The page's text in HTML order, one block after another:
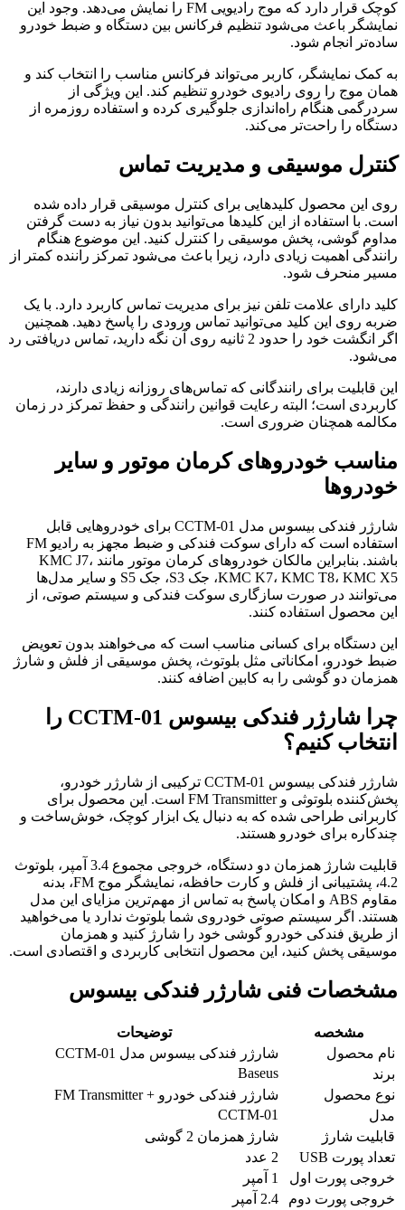
کوچک قرار دارد که موج رادیویی FM را نمایش می‌دهد. وجود این
نمایشگر باعث می‌شود تنظیم فرکانس بین دستگاه و ضبط خودرو
ساده‌تر انجام شود.
به کمک نمایشگر، کاربر می‌تواند فرکانس مناسب را انتخاب کند و
همان موج را روی رادیوی خودرو تنظیم کند. این ویژگی از
سردرگمی هنگام راه‌اندازی جلوگیری کرده و استفاده روزمره از
دستگاه را راحت‌تر می‌کند.
کنترل موسیقی و مدیریت تماس
روی این محصول کلیدهایی برای کنترل موسیقی قرار داده شده
است. با استفاده از این کلیدها می‌توانید بدون نیاز به دست گرفتن
مداوم گوشی، پخش موسیقی را کنترل کنید. این موضوع هنگام
رانندگی اهمیت زیادی دارد، زیرا باعث می‌شود تمرکز راننده کمتر از
مسیر منحرف شود.
کلید دارای علامت تلفن نیز برای مدیریت تماس کاربرد دارد. با یک
ضربه روی این کلید می‌توانید تماس ورودی را پاسخ دهید. همچنین
اگر انگشت خود را حدود 2 ثانیه روی آن نگه دارید، تماس دریافتی رد
می‌شود.
این قابلیت برای رانندگانی که تماس‌های روزانه زیادی دارند،
کاربردی است؛ البته رعایت قوانین رانندگی و حفظ تمرکز در زمان
مکالمه همچنان ضروری است.
مناسب خودروهای کرمان موتور و سایر
خودروها
شارژر فندکی بیسوس مدل CCTM-01 برای خودروهایی قابل
استفاده است که دارای سوکت فندکی و ضبط مجهز به رادیو FM
باشند. بنابراین مالکان خودروهای کرمان موتور مانند KMC J7،
KMC K7، KMC T8، KMC X5، جک S3، جک S5 و سایر مدل‌ها
می‌توانند در صورت سازگاری سوکت فندکی و سیستم صوتی، از
این محصول استفاده کنند.
این دستگاه برای کسانی مناسب است که می‌خواهند بدون تعویض
ضبط خودرو، امکاناتی مثل بلوتوث، پخش موسیقی از فلش و شارژ
همزمان دو گوشی را به کابین اضافه کنند.
چرا شارژر فندکی بیسوس CCTM-01 را
انتخاب کنیم؟
شارژر فندکی بیسوس CCTM-01 ترکیبی از شارژر خودرو،
پخش‌کننده بلوتوثی و FM Transmitter است. این محصول برای
کاربرانی طراحی شده که به دنبال یک ابزار کوچک، خوش‌ساخت و
چندکاره برای خودرو هستند.
قابلیت شارژ همزمان دو دستگاه، خروجی مجموع 3.4 آمپر، بلوتوث
4.2، پشتیبانی از فلش و کارت حافظه، نمایشگر موج FM، بدنه
مقاوم ABS و امکان پاسخ به تماس از مهم‌ترین مزایای این مدل
هستند. اگر سیستم صوتی خودروی شما بلوتوث ندارد یا می‌خواهید
از طریق فندکی خودرو گوشی خود را شارژ کنید و همزمان
موسیقی پخش کنید، این محصول انتخابی کاربردی و اقتصادی است.
مشخصات فنی شارژر فندکی بیسوس
مشخصه
توضیحات
نام محصول
شارژر فندکی بیسوس مدل CCTM-01
برند
Baseus
نوع محصول
شارژر فندکی خودرو + FM Transmitter
مدل
CCTM-01
قابلیت شارژ
شارژ همزمان 2 گوشی
تعداد پورت USB
2 عدد
خروجی پورت اول
1 آمپر
خروجی پورت دوم
2.4 آمپر